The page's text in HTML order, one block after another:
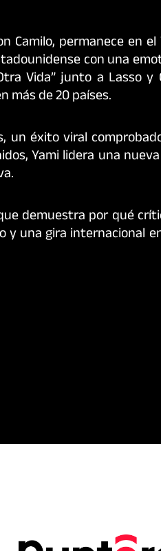
Camilo, permanece en
con una
Vida” junto a Lasso
más de 20 países.
un éxito viral
Yami lidera una
demuestra por qué
una gira internacional